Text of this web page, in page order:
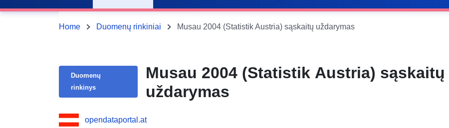
Home Duomenų rinkiniai Musau 2004 (Statistik Austria) sąskaitų uždarymas
Duomenų
rinkinys
Musau 2004 (Statistik Austria) sąskaitų
uždarymas
opendataportal.at